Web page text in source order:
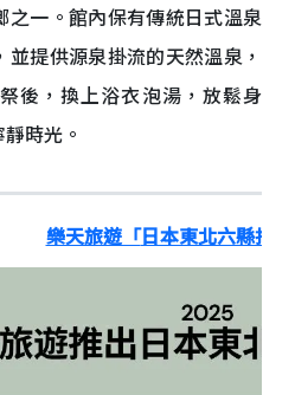
之一。館內保有傳統日式溫泉
提供源泉掛流的天然溫泉，
後，換上浴衣泡湯，放鬆身
時光。
樂天旅遊「日本東北六縣指